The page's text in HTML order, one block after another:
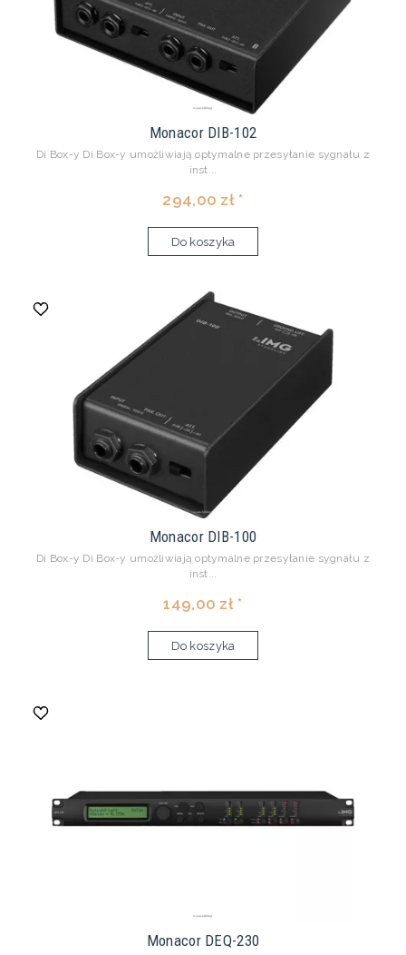
Monacor DIB-102
Di Box-y Di Box-y umożliwiają optymalne przesyłanie sygnału z
inst...
294,00 zł *
Do koszyka
Monacor DIB-100
Di Box-y Di Box-y umożliwiają optymalne przesyłanie sygnału z
inst...
149,00 zł *
Do koszyka
Monacor DEQ-230